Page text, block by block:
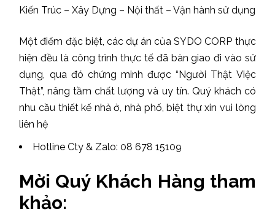
Kiến Trúc – Xây Dựng – Nội thất – Vận hành sử dụng
Một điểm đặc biệt, các dự án của SYDO CORP thực
hiện đều là công trình thực tế đã bàn giao đi vào sử
dụng, qua đó chứng minh được “Người Thật Việc
Thật”, nâng tầm chất lượng và uy tín. Quý khách có
nhu cầu thiết kế nhà ở, nhà phố, biệt thự xin vui lòng
liên hệ
Hotline Cty & Zalo:08 678 15109
Mời Quý Khách Hàng tham
khảo: